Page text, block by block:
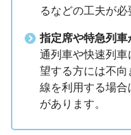
るなどの工夫が必
指定席や特急列
通列車や快速列
望する方には不
線を利用する場
があります。